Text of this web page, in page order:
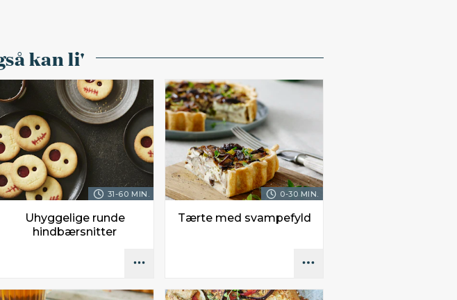
kan li'
31-60 MIN.
Uhyggelige runde
hindbærsnitter
0-30 MIN.
Tærte med svampefyld